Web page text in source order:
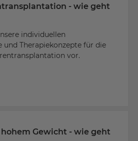
- wie geht
individuellen
und Therapiekonzepte für die
vor.
Gewicht - wie geht